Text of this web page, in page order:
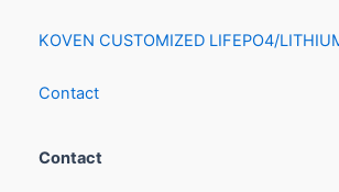
KOVEN CUSTOMIZED LIFEPO4/
Contact
Contact